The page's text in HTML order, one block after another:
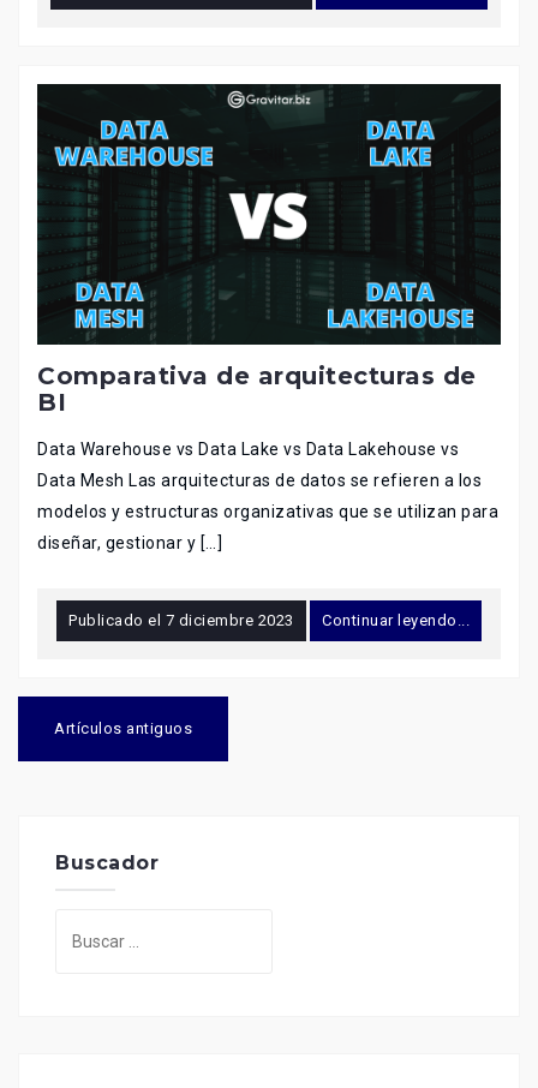
Comparativa de arquitecturas de
BI
Data Warehouse vs Data Lake vs Data Lakehouse vs
Data Mesh Las arquitecturas de datos se refieren a los
modelos y estructuras organizativas que se utilizan para
diseñar, gestionar y […]
Publicado el 7 diciembre 2023 Continuar leyendo...
Artículos antiguos
Buscador